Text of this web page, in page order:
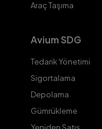
Araç Taşıma
Avium SDG
Tedarik Yönetimi
Sigortalama
Depolama
Gümrükleme